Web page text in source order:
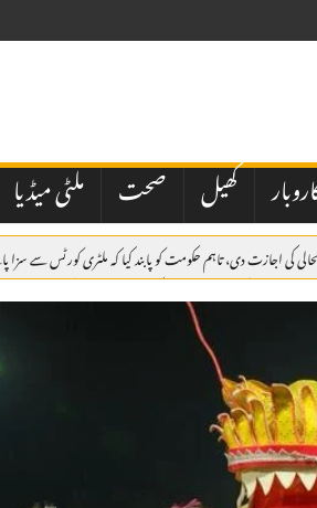
کھیل صحت ملٹی میڈیا
خاقان عباسی کی جماعت عوام پاکستان کو ڈی لسٹ کردیا